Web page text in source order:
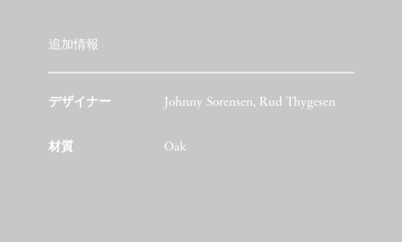
追加情報
デザイナー Johnny Sorensen, Rud Thygesen
材質 Oak